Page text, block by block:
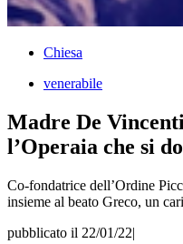
Chiesa
venerabile
Madre De
l’Operaia che si
Co-fondatrice dell’Ordine
insieme al beato Greco, un
pubblicato il 22/01/22|